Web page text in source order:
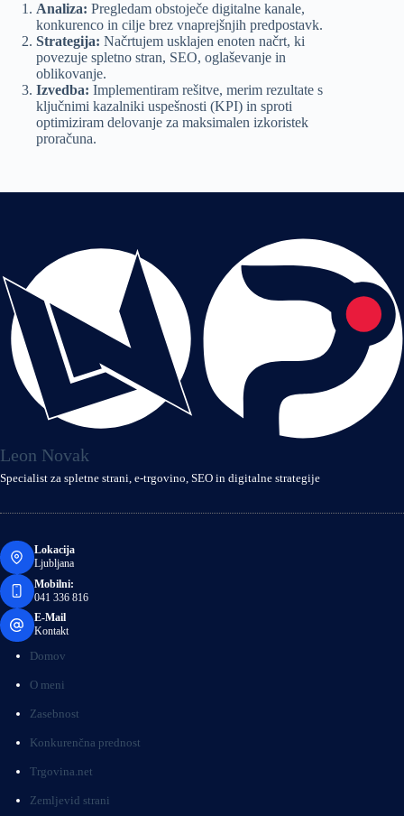
Analiza: Pregledam obstoječe digitalne kanale,
konkurenco in cilje brez vnaprejšnjih predpostavk.
Strategija: Načrtujem usklajen enoten načrt, ki
povezuje spletno stran, SEO, oglaševanje in
oblikovanje.
Izvedba: Implementiram rešitve, merim rezultate s
ključnimi kazalniki uspešnosti (KPI) in sproti
optimiziram delovanje za maksimalen izkoristek
proračuna.
Leon Novak
Specialist za spletne strani, e‑trgovino, SEO in digitalne strategije
Lokacija
Ljubljana
Mobilni:
041 336 816
E-Mail
Kontakt
Domov
O meni
Zasebnost
Konkurenčna prednost
Trgovina.net
Zemljevid strani